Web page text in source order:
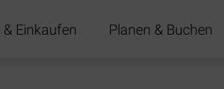
Einkaufen Planen & Buchen